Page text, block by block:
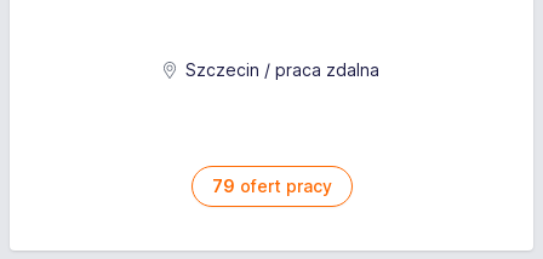
Szczecin / praca zdalna
79 ofert pracy